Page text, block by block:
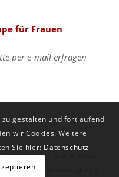
für Frauen
per e-mail erfragen
| Susettestrasse
| mail@maritavonkrosigk.de |
gestalten und fortlaufend
wir Cookies. Weitere
Sie hier: Datenschutz